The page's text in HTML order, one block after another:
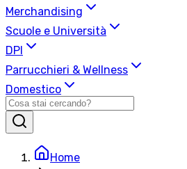
Merchandising
Scuole e Università
DPI
Parrucchieri & Wellness
Domestico
Home